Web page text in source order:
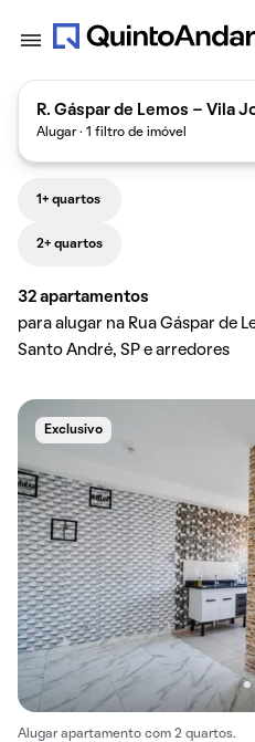
R. Gáspar de Lemos - Vila
Alugar · 1 filtro de imóvel
1+ quartos
2+ quartos
32 apartamentos
para alugar na Rua Gáspar de
Santo André, SP e arredores
Exclusivo
Alugar apartamento com 2 quartos.